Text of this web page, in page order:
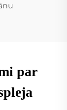
par